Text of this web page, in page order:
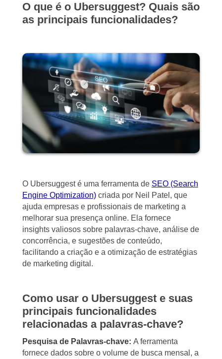
O que é o Ubersuggest? Quais são
as principais funcionalidades?
O Ubersuggest é uma ferramenta de SEO (Search
Engine Optimization)criada por Neil Patel, que
ajuda empresas e profissionais de marketing a
melhorar sua presença online. Ela fornece
insights valiosos sobre palavras-chave, análise de
concorrência, e sugestões de conteúdo,
facilitando a criação e a otimização de estratégias
de marketing digital.
Como usar o Ubersuggest e suas
principais funcionalidades
relacionadas a palavras-chave?
Pesquisa de Palavras-chave: A ferramenta
fornece dados sobre o volume de busca mensal, a